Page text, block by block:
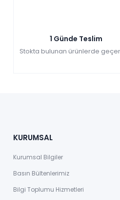
1 Günde Teslim
Stokta bulunan ürünlerde
KURUMSAL
Kurumsal Bilgiler
Basın Bültenlerimiz
Bilgi Toplumu Hizmetleri